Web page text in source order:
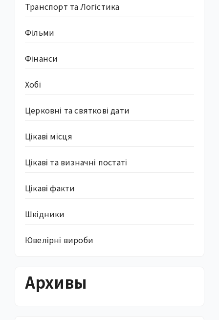
Транспорт та Логістика
Фільми
Фінанси
Хобі
Церковні та святкові дати
Цікаві місця
Цікаві та визначні постаті
Цікаві факти
Шкідники
Ювелірні вироби
Архивы